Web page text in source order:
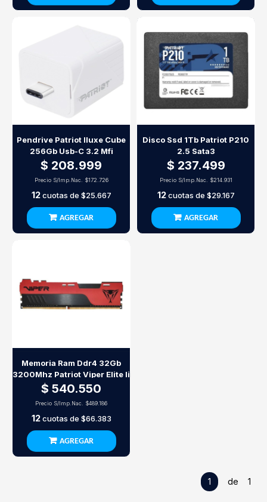
Pendrive Patriot Iluxe Cube
256Gb Usb-C 3.2 Mfi
$ 208.999
Precio S/Imp.Nac. $172.726
12cuotas de $25.667
AGREGAR
Disco Ssd 1Tb Patriot P210
2.5 Sata3
$ 237.499
Precio S/Imp.Nac. $214.931
12cuotas de $29.167
AGREGAR
Memoria Ram Ddr4 32Gb
3200Mhz Patriot Viper Elite Ii
$ 540.550
Precio S/Imp.Nac. $489.186
12cuotas de $66.383
AGREGAR
1 de 1